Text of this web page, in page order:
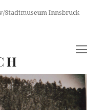
Stadtmuseum Innsbruck